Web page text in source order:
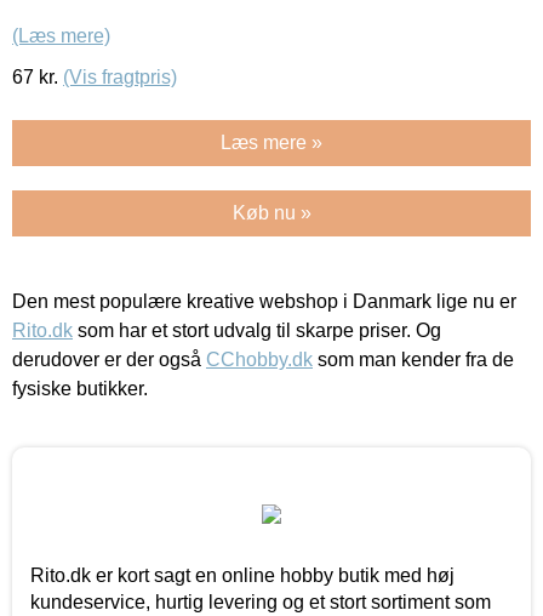
(Læs mere)
67 kr. (Vis fragtpris)
Læs mere »
Køb nu »
Den mest populære kreative webshop i Danmark lige nu er
Rito.dk som har et stort udvalg til skarpe priser. Og
derudover er der også CChobby.dk som man kender fra de
fysiske butikker.
Rito.dk er kort sagt en online hobby butik med høj
kundeservice, hurtig levering og et stort sortiment som